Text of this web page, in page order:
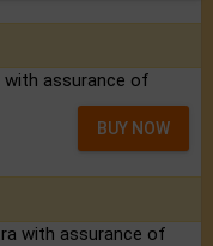
assurance of
BUY NOW
with assurance of